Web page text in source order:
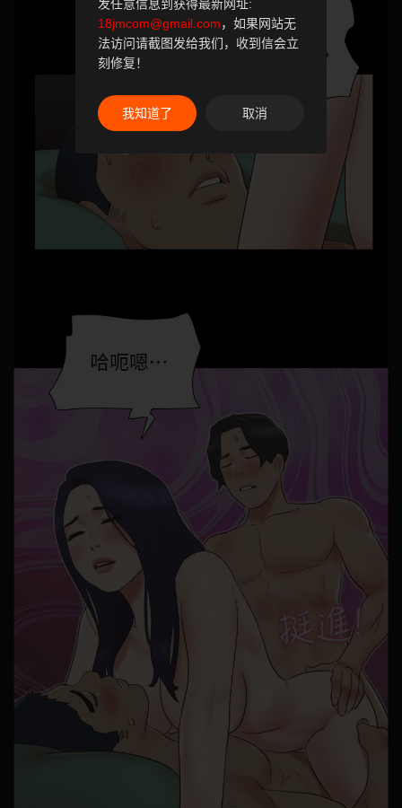
发任意信息到获得最新网址:
18jmcom@gmail.com，如果网站无
法访问请截图发给我们，收到信会立
刻修复！
我知道了 取消